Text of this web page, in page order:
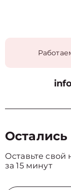
Оставьте
за 15 минут